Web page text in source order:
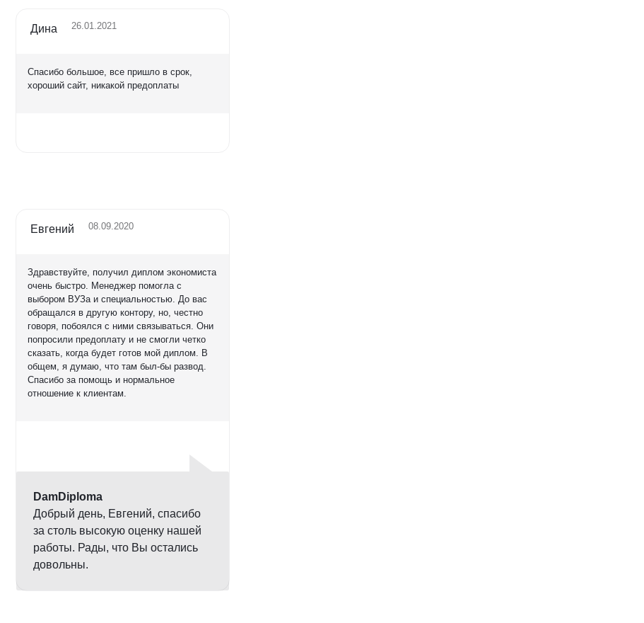
Дина 26.01.2021
Спасибо большое, все пришло в срок,
хороший сайт, никакой предоплаты
Евгений 08.09.2020
Здравствуйте, получил диплом экономиста
очень быстро. Менеджер помогла с
выбором ВУЗа и специальностью. До вас
обращался в другую контору, но, честно
говоря, побоялся с ними связываться. Они
попросили предоплату и не смогли четко
сказать, когда будет готов мой диплом. В
общем, я думаю, что там был-бы развод.
Спасибо за помощь и нормальное
отношение к клиентам.
DamDiploma
Добрый день, Евгений, спасибо
за столь высокую оценку нашей
работы. Рады, что Вы остались
довольны.